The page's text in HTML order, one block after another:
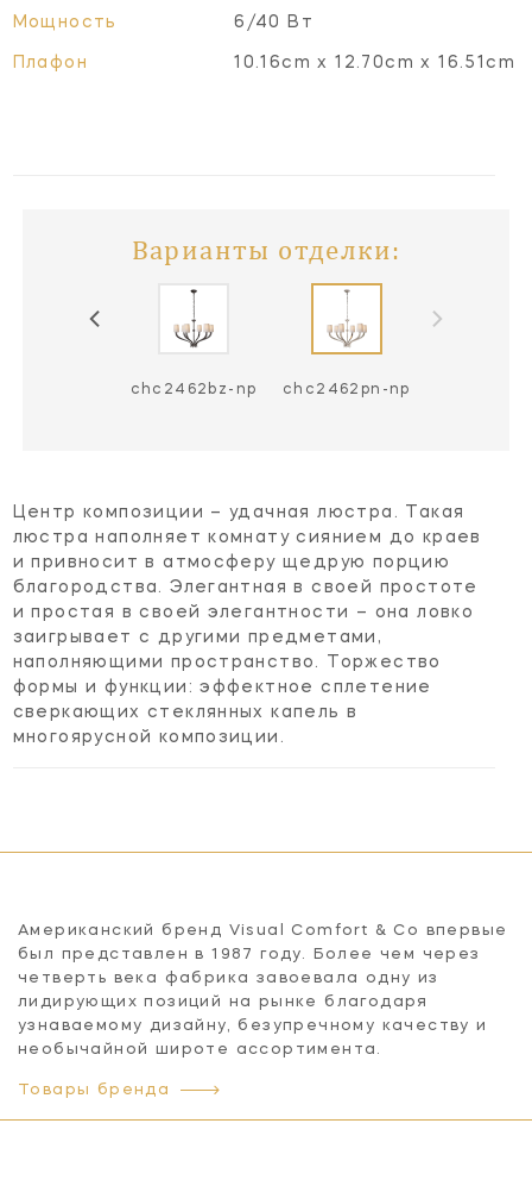
Мощность 6/40 Вт
Плафон 10.16cm x 12.70cm x 16.51cm
Варианты отделки:
chc2462bz-np chc2462pn-np
Центр композиции – удачная люстра. Такая
люстра наполняет комнату сиянием до краев
и привносит в атмосферу щедрую порцию
благородства. Элегантная в своей простоте
и простая в своей элегантности – она ловко
заигрывает с другими предметами,
наполняющими пространство. Торжество
формы и функции: эффектное сплетение
сверкающих стеклянных капель в
многоярусной композиции.
Американский бренд Visual Comfort & Co впервые
был представлен в 1987 году. Более чем через
четверть века фабрика завоевала одну из
лидирующих позиций на рынке благодаря
узнаваемому дизайну, безупречному качеству и
необычайной широте ассортимента.
Товары бренда